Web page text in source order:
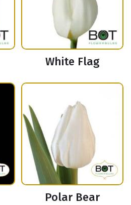
White Flag
Polar Bear